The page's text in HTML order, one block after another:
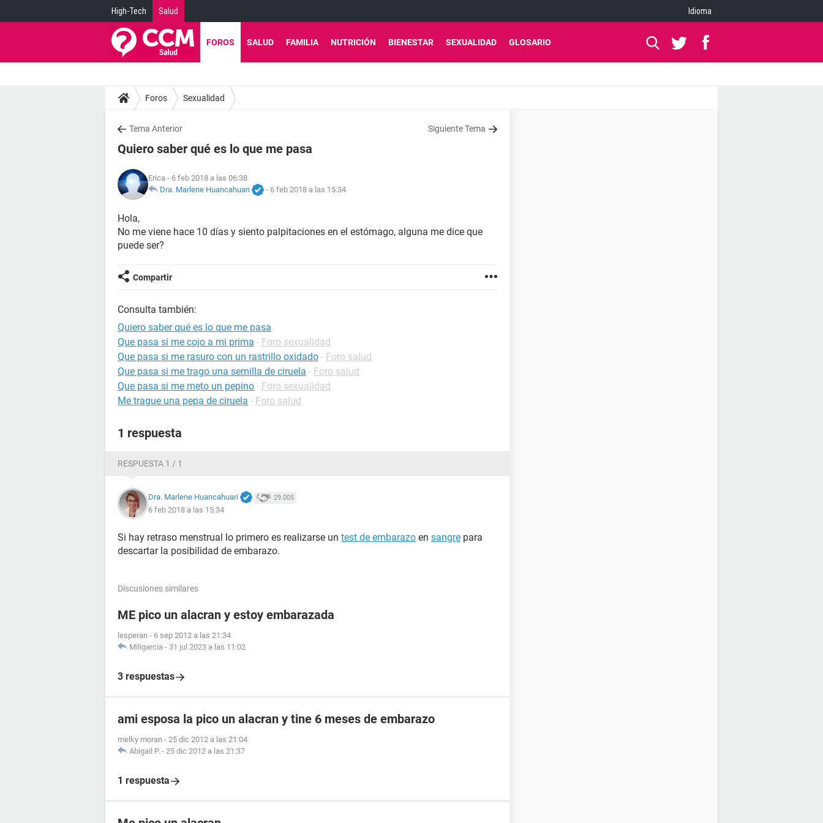
High-Tech Salud Idioma
FOROS SALUD FAMILIA NUTRICIÓN BIENESTAR SEXUALIDAD GLOSARIO
Foros Sexualidad
Tema Anterior Siguiente Tema
Quiero saber qué es lo que me pasa
Erica - 6 feb 2018 a las 06:38
Dra. Marlene Huancahuari
- 6 feb 2018 a las 15:34
Hola,
No me viene hace 10 días y siento palpitaciones en el estómago, alguna me dice que
puede ser?
Compartir
Consulta también:
Quiero saber qué es lo que me pasa
Que pasa si me cojo a mi prima - Foro sexualidad
Que pasa si me rasuro con un rastrillo oxidado - Foro salud
Que pasa si me trago una semilla de ciruela - Foro salud
Que pasa si me meto un pepino - Foro sexualidad
Me trague una pepa de ciruela - Foro salud
1 respuesta
RESPUESTA 1 / 1
Dra. Marlene Huancahuari 29.005
6 feb 2018 a las 15:34
Si hay retraso menstrual lo primero es realizarse un test de embarazo en sangre para
descartar la posibilidad de embarazo.
Discusiones similares
ME pico un alacran y estoy embarazada
lesperan - 6 sep 2012 a las 21:34
Miligarcia - 31 jul 2023 a las 11:02
3 respuestas
ami esposa la pico un alacran y tine 6 meses de embarazo
melky moran - 25 dic 2012 a las 21:04
Abigail P. - 25 dic 2012 a las 21:37
1 respuesta